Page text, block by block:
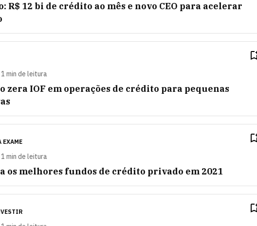
R$ 12 bi de crédito ao mês e novo CEO para acelerar
1 min de leitura
zera IOF em operações de crédito para pequenas
EXAME
1 min de leitura
os melhores fundos de crédito privado em 2021